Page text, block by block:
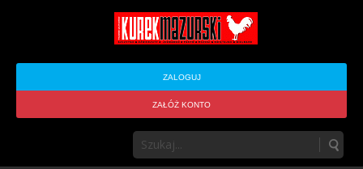
ZALOGUJ
ZAŁÓŻ KONTO